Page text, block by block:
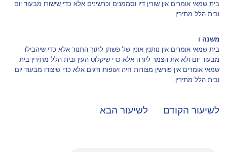
בית שמאי אומרים אין שורין דיו וסממנים וכרשינים אלא כדי שישורו מבעוד יום
ובית הלל מתירין.
משנה ו
בית שמאי אומרים אין נותנין אונין של פשתן לתוך התנור אלא כדי שיהבילו
מבעוד יום ולא את הצמר ליורה אלא כדי שיקלוט העין ובית הלל מתירין בית
שמאי אומרים אין פורשין מצודות חיה ועופות ודגים אלא כדי שיצודו מבעוד יום
ובית הלל מתירין.
לשיעור הקודם לשיעור הבא